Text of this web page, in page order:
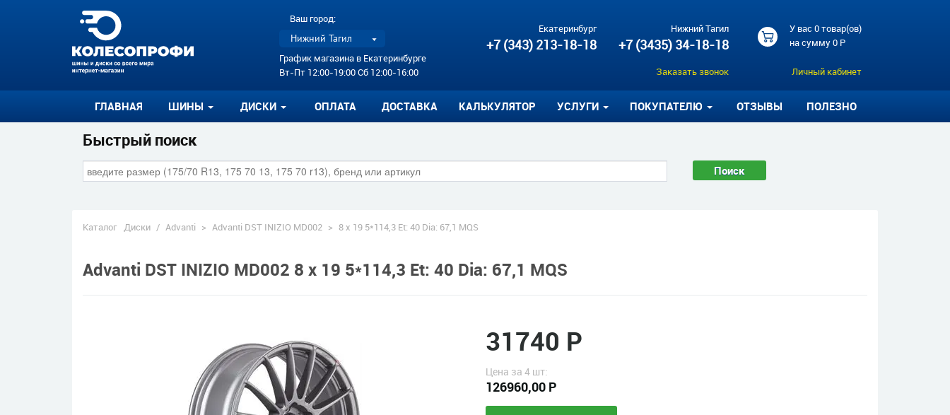
Ваш город:
Нижний Тагил
График магазина в Екатеринбурге
Вт-Пт 12:00-19:00 Сб 12:00-16:00
Екатеринбург
+7 (343) 213-18-18
Нижний Тагил
+7 (3435) 34-18-18
Заказать звонок
У вас 0 товар(ов)
на сумму0 Р
Личный кабинет
ГЛАВНАЯ ШИНЫ ДИСКИ ОПЛАТА ДОСТАВКА КАЛЬКУЛЯТОР УСЛУГИ ПОКУПАТЕЛЮ ОТЗЫВЫ ПОЛЕЗНО
Быстрый поиск
Поиск
Каталог Диски / Advanti > Advanti DST INIZIO MD002 > 8 x 19 5*114,3 Et: 40 Dia: 67,1 MQS
Advanti DST INIZIO MD002 8 x 19 5*114,3 Et: 40 Dia: 67,1 MQS
31740 Р
Цена за 4 шт:
126960,00 Р